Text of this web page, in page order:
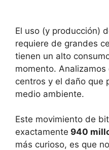
El uso (y producción)
requiere de grandes
tienen un alto
momento.
centros y el daño que
medio ambiente.
Este movimiento de
exactamente 940
más curioso, es que